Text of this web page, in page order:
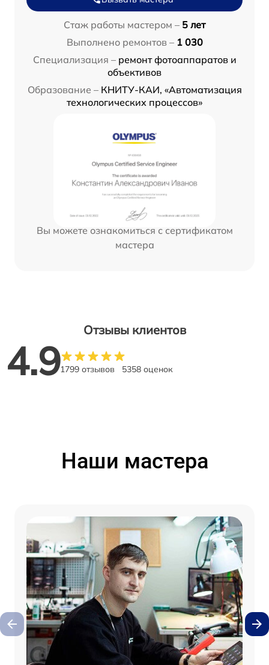
Стаж работы мастером – 5 лет
Выполнено ремонтов – 1 030
Специализация – ремонт фотоаппаратов и
объективов
Образование – КНИТУ-КАИ, «Автоматизация
технологических процессов»
Вы можете ознакомиться с сертификатом
мастера
Отзывы клиентов
4.91799 отзывов 5358 оценок
Наши мастера